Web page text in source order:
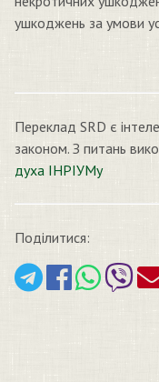
ушкоджень за умови
Переклад SRD є
законом. З питань
духа ІНРІУМу
Поділитися: